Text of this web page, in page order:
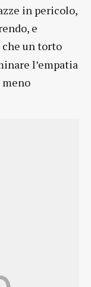
in pericolo,
e
un torto
l’empatia